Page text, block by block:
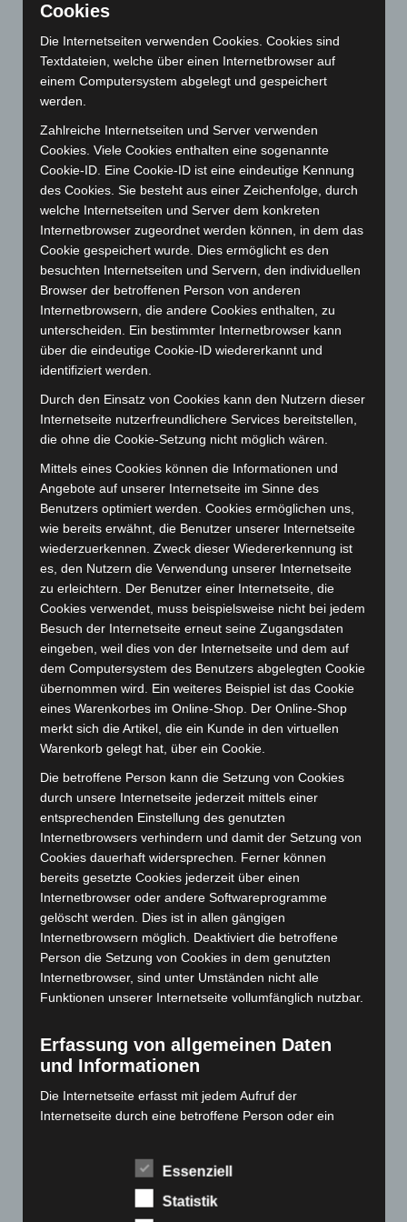
Juli 2026(73)
Juni 2026(139)
Mai 2026(99)
April 2026
März 2026(115)
Februar 2026(109)
Januar 2026(122)
Dezember 2025(103)
November 2025(114)
Oktober 2025(112)
September 2025(93)
August 2025 (90)
Juli 2025(90)
Juni 2025(103)
Mai 2025(112)
April 2025
(88)
Februar 2025(96)
Januar 2025 (88)
Dezember 2024
November 2024(94)
Oktober 2024(93)
September 2024
(112)
August 2024(107)
Juli 2024(89)
Juni 2024(107)
Mai 2024(149)
April 2024(102)
März 2024(103)
Februar 2024(103)
Januar 2024(111)
Dezember 2023(130)
November 2023(130)
Oktober 2023(114)
September 2023
(133)
August 2023(134)
Juli 2023(118)
Mai 2023(139)
März 2023(174)
(130)
Cookies
Die Internetseiten verwenden Cookies. Cookies sind
Textdateien, welche über einen Internetbrowser auf
einem Computersystem abgelegt und gespeichert
werden.
Zahlreiche Internetseiten und Server verwenden
Cookies. Viele Cookies enthalten eine sogenannte
Cookie-ID. Eine Cookie-ID ist eine eindeutige Kennung
des Cookies. Sie besteht aus einer Zeichenfolge, durch
welche Internetseiten und Server dem konkreten
Internetbrowser zugeordnet werden können, in dem das
Cookie gespeichert wurde. Dies ermöglicht es den
besuchten Internetseiten und Servern, den individuellen
Browser der betroffenen Person von anderen
Internetbrowsern, die andere Cookies enthalten, zu
unterscheiden. Ein bestimmter Internetbrowser kann
über die eindeutige Cookie-ID wiedererkannt und
identifiziert werden.
Durch den Einsatz von Cookies kann den Nutzern dieser
Internetseite nutzerfreundlichere Services bereitstellen,
die ohne die Cookie-Setzung nicht möglich wären.
Mittels eines Cookies können die Informationen und
Angebote auf unserer Internetseite im Sinne des
Benutzers optimiert werden. Cookies ermöglichen uns,
wie bereits erwähnt, die Benutzer unserer Internetseite
wiederzuerkennen. Zweck dieser Wiedererkennung ist
es, den Nutzern die Verwendung unserer Internetseite
zu erleichtern. Der Benutzer einer Internetseite, die
Cookies verwendet, muss beispielsweise nicht bei jedem
Besuch der Internetseite erneut seine Zugangsdaten
eingeben, weil dies von der Internetseite und dem auf
dem Computersystem des Benutzers abgelegten Cookie
übernommen wird. Ein weiteres Beispiel ist das Cookie
eines Warenkorbes im Online-Shop. Der Online-Shop
merkt sich die Artikel, die ein Kunde in den virtuellen
Warenkorb gelegt hat, über ein Cookie.
Die betroffene Person kann die Setzung von Cookies
durch unsere Internetseite jederzeit mittels einer
entsprechenden Einstellung des genutzten
Internetbrowsers verhindern und damit der Setzung von
Cookies dauerhaft widersprechen. Ferner können
bereits gesetzte Cookies jederzeit über einen
Internetbrowser oder andere Softwareprogramme
gelöscht werden. Dies ist in allen gängigen
Internetbrowsern möglich. Deaktiviert die betroffene
Person die Setzung von Cookies in dem genutzten
Internetbrowser, sind unter Umständen nicht alle
Funktionen unserer Internetseite vollumfänglich nutzbar.
Erfassung von allgemeinen Daten
und Informationen
Die Internetseite erfasst mit jedem Aufruf der
Internetseite durch eine betroffene Person oder ein
Informationen werden in den Logfiles des Servers
gespeichert. Erfasst werden können die (1) verwendeten
Browsertypen und Versionen, (2) das vom zugreifenden
Essenziell
Statistik